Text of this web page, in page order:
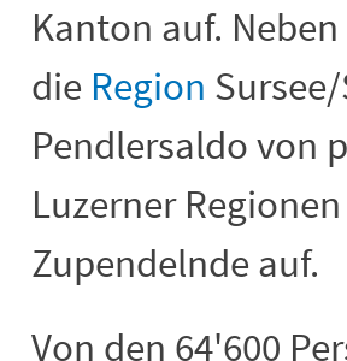
Kanton auf.
die Region
Pendlersaldo von
Luzerner
Zupendelnde auf.
Von den 64'600